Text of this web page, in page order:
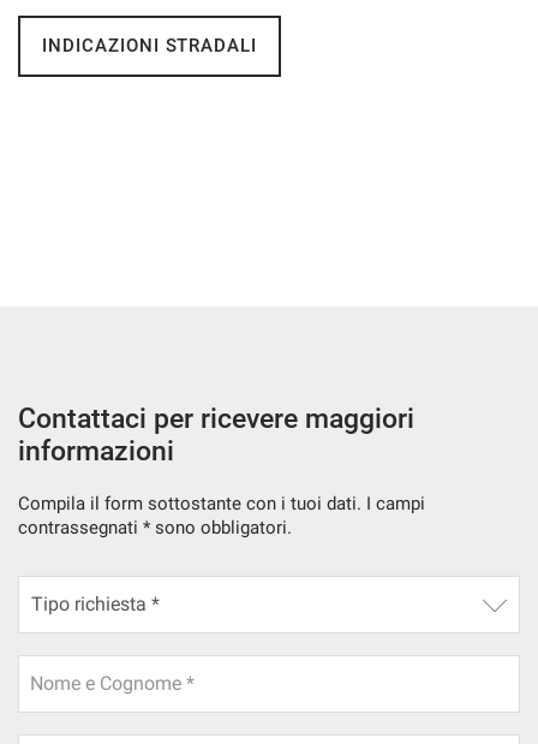
INDICAZIONI STRADALI
Contattaci per ricevere maggiori
informazioni
Compila il form sottostante con i tuoi dati. I campi
contrassegnati * sono obbligatori.
Nome e Cognome *
Cookie di marketing
la
cookie
policy
Salva
le
impostazioni